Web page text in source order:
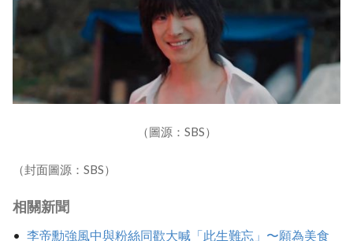
（圖源：SBS）
（封面圖源：SBS）
相關新聞
李帝勳強風中與粉絲同歡大喊「此生難忘」〜願為美食